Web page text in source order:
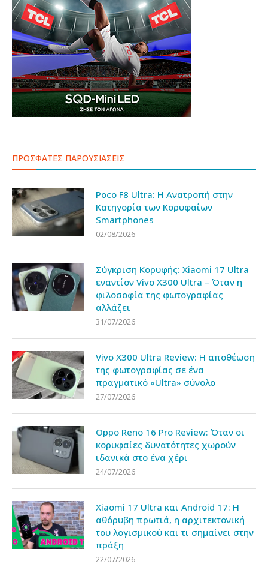
ΠΡΟΣΦΑΤΕΣ ΠΑΡΟΥΣΙΑΣΕΙΣ
Poco F8 Ultra: Η Ανατροπή στην
Κατηγορία των Κορυφαίων
Smartphones
02/08/2026
Σύγκριση Κορυφής: Xiaomi 17 Ultra
εναντίον Vivo X300 Ultra – Όταν η
φιλοσοφία της φωτογραφίας
αλλάζει
31/07/2026
Vivo X300 Ultra Review: Η αποθέωση
της φωτογραφίας σε ένα
πραγματικό «Ultra» σύνολο
27/07/2026
Oppo Reno 16 Pro Review: Όταν οι
κορυφαίες δυνατότητες χωρούν
ιδανικά στο ένα χέρι
24/07/2026
Xiaomi 17 Ultra και Android 17: Η
αθόρυβη πρωτιά, η αρχιτεκτονική
του λογισμικού και τι σημαίνει στην
πράξη
22/07/2026